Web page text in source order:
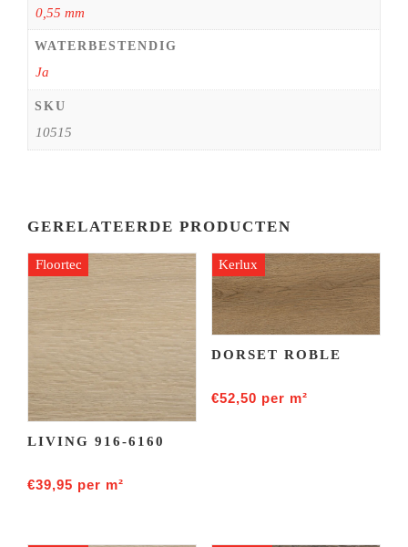
0,55 mm
WATERBESTENDIG
Ja
SKU
10515
GERELATEERDE PRODUCTEN
Floortec
LIVING 916-6160
€39,95 per m²
Kerlux
DORSET ROBLE
€52,50 per m²